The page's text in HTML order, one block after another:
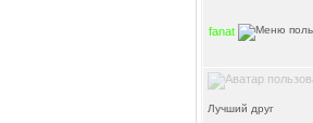
fanat
Лучший друг